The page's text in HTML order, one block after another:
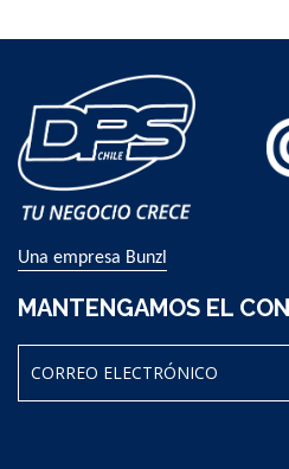
Una empresa Bunzl
MANTENGAMOS EL